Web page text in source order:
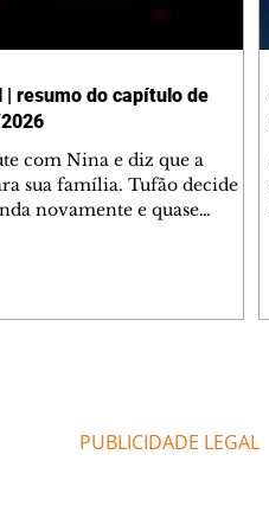
| resumo do capítulo de
com Nina e diz que a
sua família. Tufão decide
novamente e quase
na tentativa de
PUBLICIDADE LEGAL